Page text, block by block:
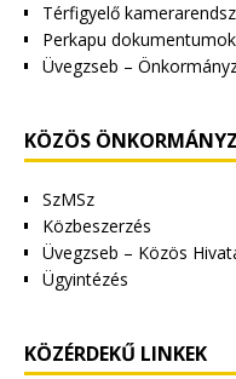
Térfigyelő
Perkapu dokumentumok
Üvegzseb –
KÖZÖS
SzMSz
Közbeszerzés
Üvegzseb – Közös
Ügyintézés
KÖZÉRDEKŰ LINKEK